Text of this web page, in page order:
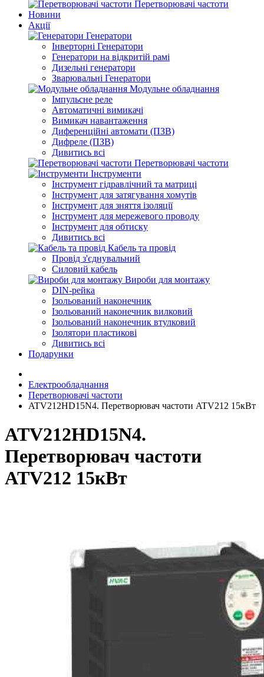
Перетворювачі частоти
Новини
Акції
Генератори
Інверторні Генератори
Генератори на відкритій рамі
Дизельні генератори
Зварювальні Генератори
Модульне обладнання
Імпульсне реле
Автоматичні вимикачі
Вимикач навантаження
Диференційні автомати (ПЗВ)
Дифреле (ПЗВ)
Дивитись всі
Перетворювачі частоти
Інструменти
Інструмент гідравлічний та матриці
Інструмент для затягування хомутів
Інструмент для зняття ізоляції
Інструмент для мережевого проводу
Інструмент для обтиску
Дивитись всі
Кабель та провід
Провід з'єднувальний
Силовий кабель
Вироби для монтажу
DIN-рейка
Ізольований наконечник
Ізольований наконечник вилковий
Ізольований наконечник втулковий
Ізолятори пластикові
Дивитись всі
Подарунки
Електрообладнання
Перетворювачі частоти
ATV212HD15N4. Перетворювач частоти ATV212 15кВт
ATV212HD15N4.
Перетворювач частоти
ATV212 15кВт